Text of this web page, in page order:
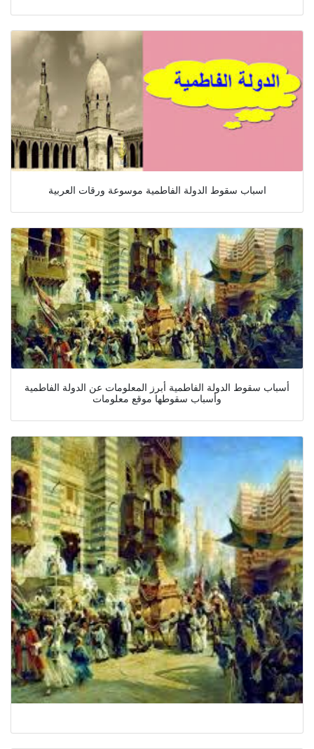
اسباب سقوط الدولة الفاطمية موسوعة ورقات العربية
أسباب سقوط الدولة الفاطمية أبرز المعلومات عن الدولة الفاطمية
وأسباب سقوطها موقع معلومات